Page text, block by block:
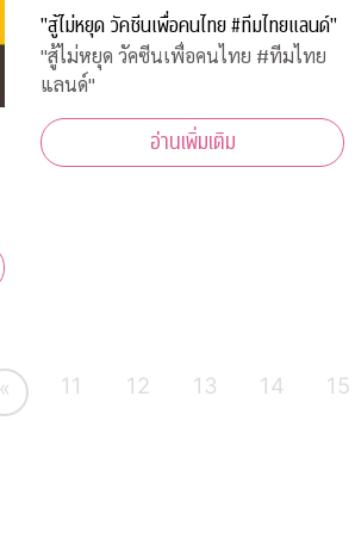
"สู้ไม่หยุด วัคซีนเพื่อคนไทย #ทีมไทยแลนด์"
"สู้ไม่หยุด วัคซีนเพื่อคนไทย #ทีมไทย
แลนด์"
อ่านเพิ่มเติม
« 11 12 13 14 15